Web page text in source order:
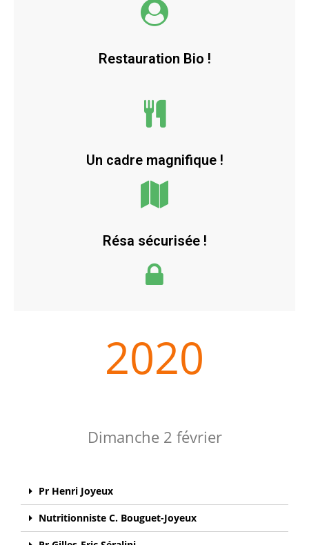
Restauration Bio !
Un cadre magnifique !
Résa sécurisée !
2020
Dimanche 2 février
Pr Henri Joyeux
Nutritionniste C. Bouguet-Joyeux